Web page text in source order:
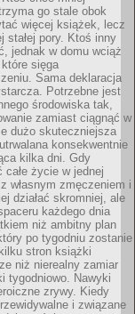
go stale obok
więcej książek, lecz
stałej pory. Ktoś inny
jednak w domu wciąż
sięga
Sama deklaracja
Potrzebne jest
środowiska tak,
zamiast ciągnąć w
dużo skuteczniejsza
konsekwentnie
kilka dni. Gdy
całe życie w jednej
własnym zmęczeniem i
działać skromniej, ale
każdego dnia
niż ambitny plan
po tygodniu zostanie
stron książki
niż nierealny zamiar
tygodniowo. Nawyki
zrywy. Kiedy
i związane